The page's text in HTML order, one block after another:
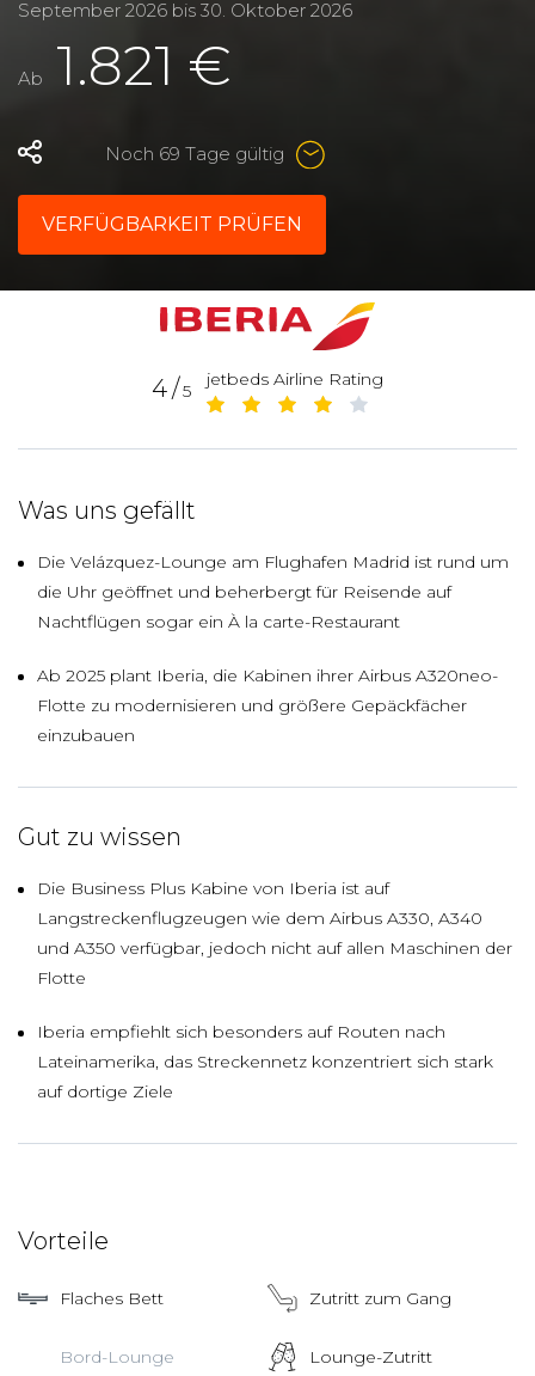
September 2026 bis 30. Oktober 2026
Ab 1.821 €
Noch 69 Tage gültig
VERFÜGBARKEIT PRÜFEN
4/5
jetbeds Airline Rating
Was uns gefällt
Die Velázquez-Lounge am Flughafen Madrid ist rund um
die Uhr geöffnet und beherbergt für Reisende auf
Nachtflügen sogar ein À la carte-Restaurant
Ab 2025 plant Iberia, die Kabinen ihrer Airbus A320neo-
Flotte zu modernisieren und größere Gepäckfächer
einzubauen
Gut zu wissen
Die Business Plus Kabine von Iberia ist auf
Langstreckenflugzeugen wie dem Airbus A330, A340
und A350 verfügbar, jedoch nicht auf allen Maschinen der
Flotte
Iberia empfiehlt sich besonders auf Routen nach
Lateinamerika, das Streckennetz konzentriert sich stark
auf dortige Ziele
Vorteile
Flaches Bett Zutritt zum Gang
Bord-Lounge Lounge-Zutritt